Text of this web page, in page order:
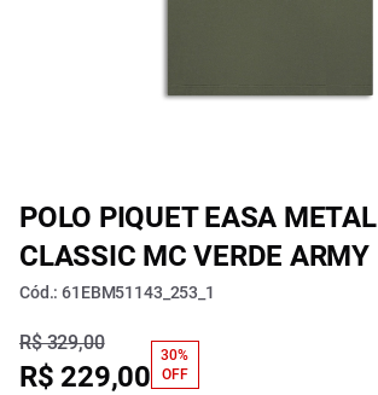
POLO PIQUET EASA METAL
CLASSIC MC VERDE ARMY
Cód.: 61EBM51143_253_1
R$ 329,00
R$ 229,00
30%
OFF